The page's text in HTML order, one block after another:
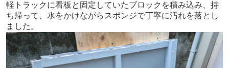
軽トラックに看板と固定していたブロックを積み込み、持
ち帰って、水をかけながらスポンジで丁寧に汚れを落とし
ました。